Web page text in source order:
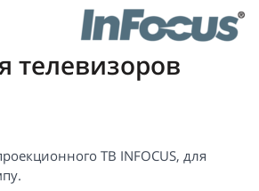
телевизоров
ТВ INFOCUS, для